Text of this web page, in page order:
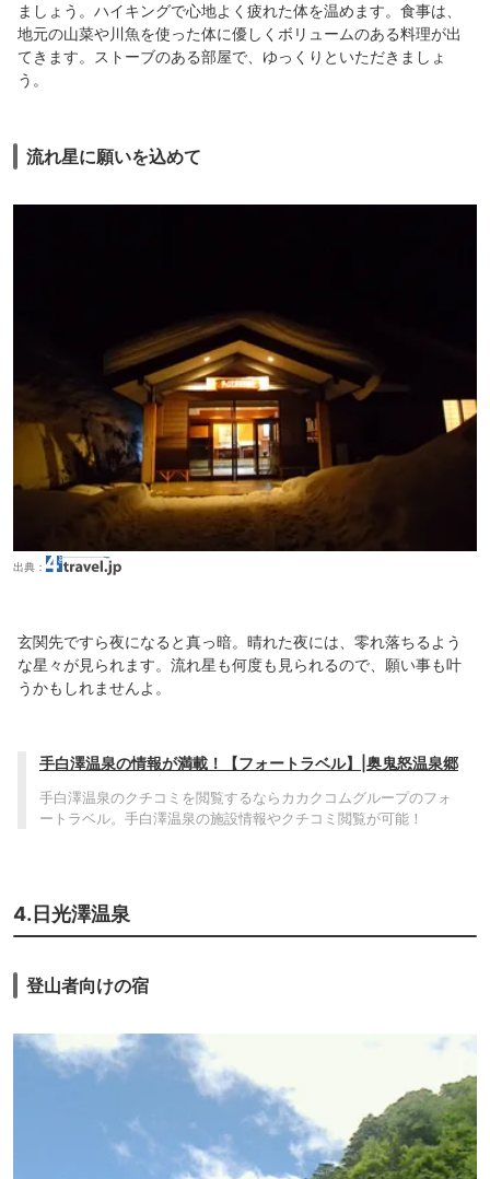
ましょう。ハイキングで心地よく疲れた体を温めます。食事は、
地元の山菜や川魚を使った体に優しくボリュームのある料理が出
てきます。ストーブのある部屋で、ゆっくりといただきましょ
う。
流れ星に願いを込めて
出典：
玄関先ですら夜になると真っ暗。晴れた夜には、零れ落ちるよう
な星々が見られます。流れ星も何度も見られるので、願い事も叶
うかもしれませんよ。
手白澤温泉の情報が満載！【フォートラベル】|奥鬼怒温泉郷
手白澤温泉のクチコミを閲覧するならカカクコムグループのフォ
ートラベル。手白澤温泉の施設情報やクチコミ閲覧が可能！
4.日光澤温泉
登山者向けの宿